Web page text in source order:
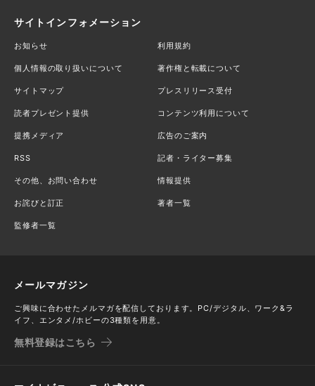
サイトインフォメーション
お知らせ 利用規約
個人情報の取り扱いについて 著作権と転載について
サイトマップ プレスリリース受付
読者プレゼント提供 コンテンツ利用について
提携メディア 広告のご案内
RSS 記者・ライター募集
その他、お問い合わせ 情報提供
お詫びと訂正 著者一覧
監修者一覧
メールマガジン
ご興味に合わせたメルマガを配信しております。PC/デジタル、ワーク&ラ
イフ、エンタメ/ホビーの3種類を用意。
無料登録はこちら